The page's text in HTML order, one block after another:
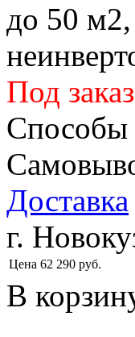
до 50
Под
Способы
Доставка
г.
Цена 62 290 руб.
В